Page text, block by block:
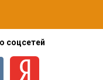
соцсетей